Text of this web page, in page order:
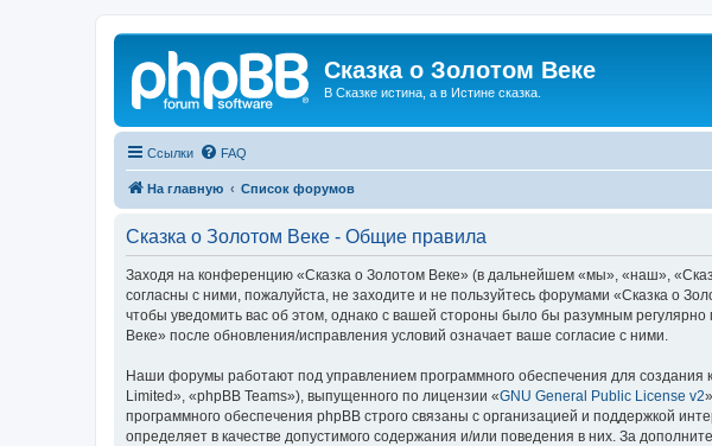
Сказка о Золотом Веке
В Сказке истина, а в Истине сказка.
Ссылки FAQ
На главную Список форумов
Сказка о Золотом Веке - Общие правила
Заходя на конференцию «Сказка о Золотом Веке» (в дальнейшем «мы», «наш»,
согласны с ними, пожалуйста, не заходите и не пользуйтесь форумами «Сказка о
чтобы уведомить вас об этом, однако с вашей стороны было бы разумным
Веке» после обновления/исправления условий означает ваше согласие с ними.
Наши форумы работают под управлением программного обеспечения для
Limited», «phpBB Teams»), выпущенного по лицензии «GNU General Public License v2
программного обеспечения phpBB строго связаны с организацией и поддержкой
определяет в качестве допустимого содержания и/или поведения в них. За